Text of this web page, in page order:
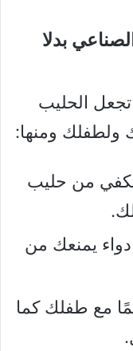
بدلا
الحليب
ولطفلك ومنها:
يكفي من حليب
يمنعك من
مع طفلك كما